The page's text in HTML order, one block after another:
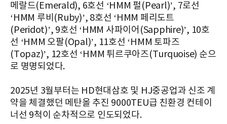
메랄드(Emerald), 6호선 ‘HMM 펄(Pearl)’, 7로선
‘HMM 루비(Ruby)’, 8호선 ‘HMM 페리도트
(Peridot)’, 9호선 ‘HMM 사파이어(Sapphire)’, 10호
선 ‘HMM 오팔(Opal)’, 11호선 ‘HMM 토파즈
(Topaz)’, 12호선 ‘HMM 튀르쿠아즈(Turquoise) 순으
로 명명되었다.
2025년 3월부터는 HD현대삼호 및 HJ중공업과 신조 계
약을 체결했던 메탄올 추진 9000TEU급 친환경 컨테이
너선 9척이 순차적으로 인도되었다.